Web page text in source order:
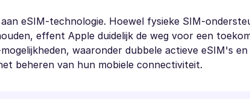
eSIM-technologie. Hoewel fysieke SIM-
effent Apple duidelijk de weg voor een
waaronder dubbele actieve eSIM's
beheren van hun mobiele connectiviteit.